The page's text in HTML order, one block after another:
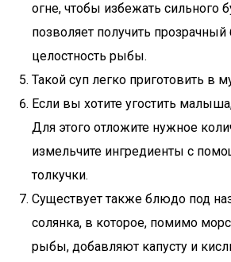
огне, чтобы избежать сильного
позволяет получить прозрачный
целостность рыбы.
Такой суп легко приготовить в
Если вы хотите угостить
Для этого отложите нужное
измельчите ингредиенты с
толкучки.
Существует также блюдо под
солянка, в которое, помимо
рыбы, добавляют капусту и